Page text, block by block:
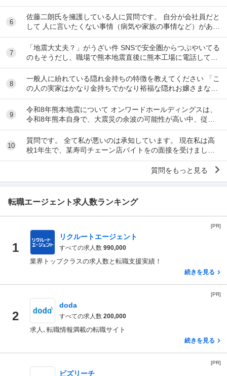
運転手は無理です。できません 過去にうつ...
6
佐藤二朗氏を擁護している人に質問です。 自分が会社員だと
して 人に言いたくない事情（病気や家族の事情など）があ
り、上司や総務等に相談した結果、仕事内容を...
7
「地震大丈夫？」がうざい件 SNSで安全圏からつぶやいてる
のもそうだし、職場で熊本地震直後に熊本工場に電話して
「うるさい！今それどころじゃないんだよ！」...
8
一般人に紛れている隠れ金持ちの特徴を教えてください 「こ
の人の実家はかなり金持ちでかなり裕福な隠れお嬢さまなん
だな」とわかる特徴を教えてください 私の...
9
令和8年熊本地震について オンワードホールディングスは、
令和8年熊本自身で、大震災の余波の可能性が高い中、従業
員に売上金の確保（金庫への預け入れ）を優先さ...
10
質問です。 全て私が悪いのは承知しています。 現在私は高
校1年生で、某寿司チェーン店バイトをの面接を受けまし
た。面接をし、その場で採用をもらいました。そし...
質問をもっと見る
転職エージェント求人数ランキング
[PR]
1
リクルートエージェント
すべての求人数 990,000
業界トップクラスの求人数と転職支援実績！
続きを見る
[PR]
2
doda
すべての求人数 200,000
求人､転職情報満載の転職サイト
続きを見る
[PR]
ビズリーチ